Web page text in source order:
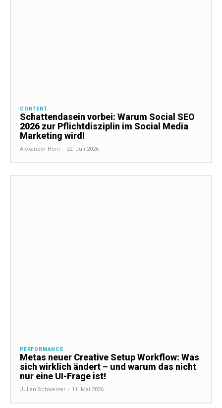
CONTENT
Schattendasein vorbei: Warum Social SEO
2026 zur Pflichtdisziplin im Social Media
Marketing wird!
Alexander Hein - 22. Juli 2026
PERFORMANCE
Metas neuer Creative Setup Workflow: Was
sich wirklich ändert – und warum das nicht
nur eine UI-Frage ist!
Julian Schweizer - 11. Mai 2026